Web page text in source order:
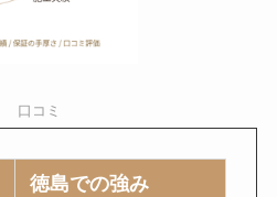
口コミ
徳島での強み